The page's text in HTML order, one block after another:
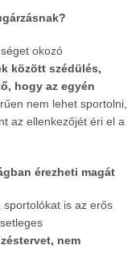
okozó
között szédülés,
hogy az egyén
nem lehet sportolni,
az ellenkezőjét éri el a
érezheti magát
is az erős
nem